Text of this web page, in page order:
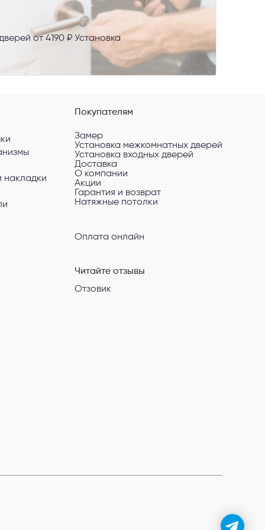
от 4190 ₽ Установка
накладки
Покупателям
Замер
Установка межкомнатных дверей
Установка входных дверей
Доставка
О компании
Акции
Гарантия и возврат
Натяжные потолки
Оплата онлайн
Читайте отзывы
Отзовик